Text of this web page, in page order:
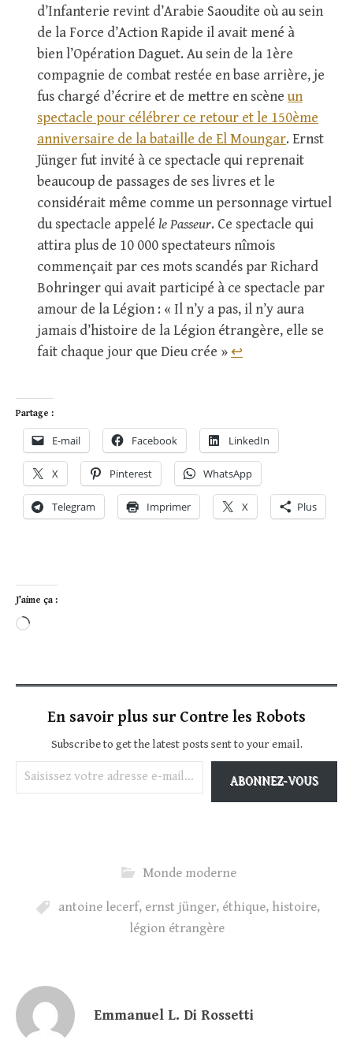
d’Infanterie revint d’Arabie Saoudite où au sein
de la Force d’Action Rapide il avait mené à
bien l’Opération Daguet. Au sein de la 1ère
compagnie de combat restée en base arrière, je
fus chargé d’écrire et de mettre en scène un
spectacle pour célébrer ce retour et le 150ème
anniversaire de la bataille de El Moungar. Ernst
Jünger fut invité à ce spectacle qui reprenait
beaucoup de passages de ses livres et le
considérait même comme un personnage virtuel
du spectacle appelé le Passeur. Ce spectacle qui
attira plus de 10 000 spectateurs nîmois
commençait par ces mots scandés par Richard
Bohringer qui avait participé à ce spectacle par
amour de la Légion : « Il n’y a pas, il n’y aura
jamais d’histoire de la Légion étrangère, elle se
fait chaque jour que Dieu crée » ↩
Partage :
E-mail Facebook LinkedIn
X Pinterest WhatsApp
Telegram Imprimer X Plus
J’aime ça :
Chargement…
En savoir plus sur Contre les Robots
Subscribe to get the latest posts sent to your email.
Saisissez votre adresse e-mail…
ABONNEZ-VOUS
Monde moderne
antoine lecerf, ernst jünger, éthique, histoire,
légion étrangère
Emmanuel L. Di Rossetti